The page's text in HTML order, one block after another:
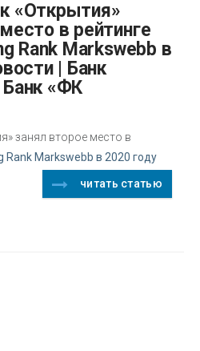
в рейтинге
Rank Markswebb в
| Банк
«ФК
занял второе место в
Rank Markswebb в 2020 году
читать статью